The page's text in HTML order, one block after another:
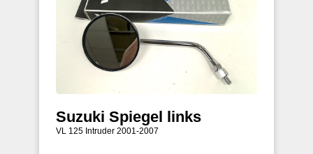
Suzuki Spiegel links
VL 125 Intruder 2001-2007